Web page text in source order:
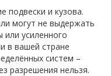
подвески и кузова.
могут не выдержать
или усиленного
в вашей стране
систем –
разрешения нельзя.